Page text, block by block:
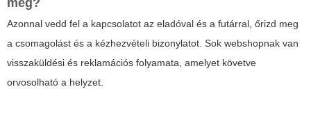
meg?
Azonnal vedd fel a kapcsolatot az eladóval és a futárral, őrizd meg
a csomagolást és a kézhezvételi bizonylatot. Sok webshopnak van
visszaküldési és reklamációs folyamata, amelyet követve
orvosolható a helyzet.